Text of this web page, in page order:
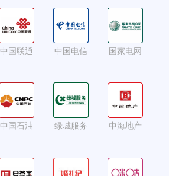
中国联通 中国电信 国家电网
中国石油 绿城服务 中海地产